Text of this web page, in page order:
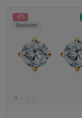
-8%
Bestseller